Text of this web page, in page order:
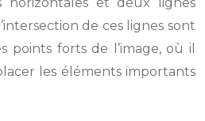
de ces lignes sont
points forts de l’image, où il
les éléments importants